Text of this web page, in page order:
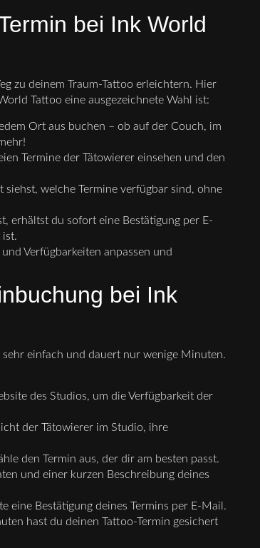
bei Ink World
zu deinem Traum-Tattoo erleichtern. Hier
Tattoo eine ausgezeichnete Wahl ist:
Ort aus buchen – ob auf der Couch, im
Termine der Tätowierer einsehen und den
welche Termine verfügbar sind, ohne
erhältst du sofort eine Bestätigung per E-
ist.
Verfügbarkeiten anpassen und
bei Ink
einfach und dauert nur wenige Minuten.
des Studios, um die Verfügbarkeit der
der Tätowierer im Studio, ihre
den Termin aus, der dir am besten passt.
und einer kurzen Beschreibung deines
eine Bestätigung deines Termins per E-Mail.
hast du deinen Tattoo-Termin gesichert